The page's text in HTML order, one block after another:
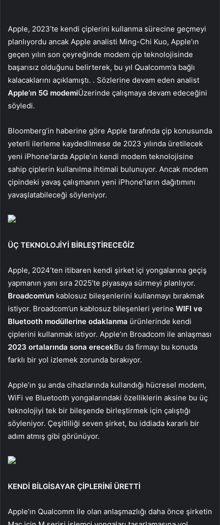
Apple, 2023’te kendi çiplerini kullanma sürecine geçmeyi
planlıyordu ancak Apple analisti Ming-Chi Kuo, Apple’ın
geçen yılın son çeyreğinde modem çip teknolojisinde
başarısız olduğunu belirterek, bu yıl Qualcomm’a bağlı
kalacaklarını açıklamıştı. . Sözlerine devam eden analist
Apple’ın 5G modemiÜzerinde çalışmaya devam edeceğini
söyledi.
Bloomberg’in haberine göre Apple tarafında çip konusunda
yeterli ilerleme kaydedilmese de 2023 yılında üretilecek
yeni iPhone’larda Apple’ın kendi modem teknolojisine
sahip çiplerin kullanılma ihtimali bulunuyor. Ancak modem
çipindeki yavaş çalışmanın yeni iPhone’ların dağıtımını
yavaşlatabileceği söyleniyor.
ÜÇ TEKNOLOJİYİ BİRLEŞTİRECEĞİZ
Apple, 2024’ten itibaren kendi şirket içi yongalarına geçiş
yapmanın yanı sıra 2025’te piyasaya sürmeyi planlıyor.
Broadcom’un kablosuz bileşenlerini kullanmayı bırakmak
istiyor. Broadcom’un kablosuz bileşenleri yerine WIFI ve
Bluetooth modüllerine odaklanma ürünlerinde kendi
çiplerini kullanmak istiyor. Apple’ın Broadcom ile anlaşması
2023 ortalarında sona erecekBu da firmayı bu konuda
farklı bir yol izlemek zorunda bırakıyor.
Apple’ın şu anda cihazlarında kullandığı hücresel modem,
WiFi ve Bluetooth yongalarındaki özelliklerin aksine bu üç
teknolojiyi tek bir bileşende birleştirmek için çalıştığı
söyleniyor. Çeşitliliği seven şirket, bu iddiada kararlı bir
adım atmış gibi görünüyor.
KENDİ BİLGİSAYAR ÇİPLERİNİ ÜRETTİ
Apple’ın Qualcomm ile olan anlaşmazlığı daha önce şirketin